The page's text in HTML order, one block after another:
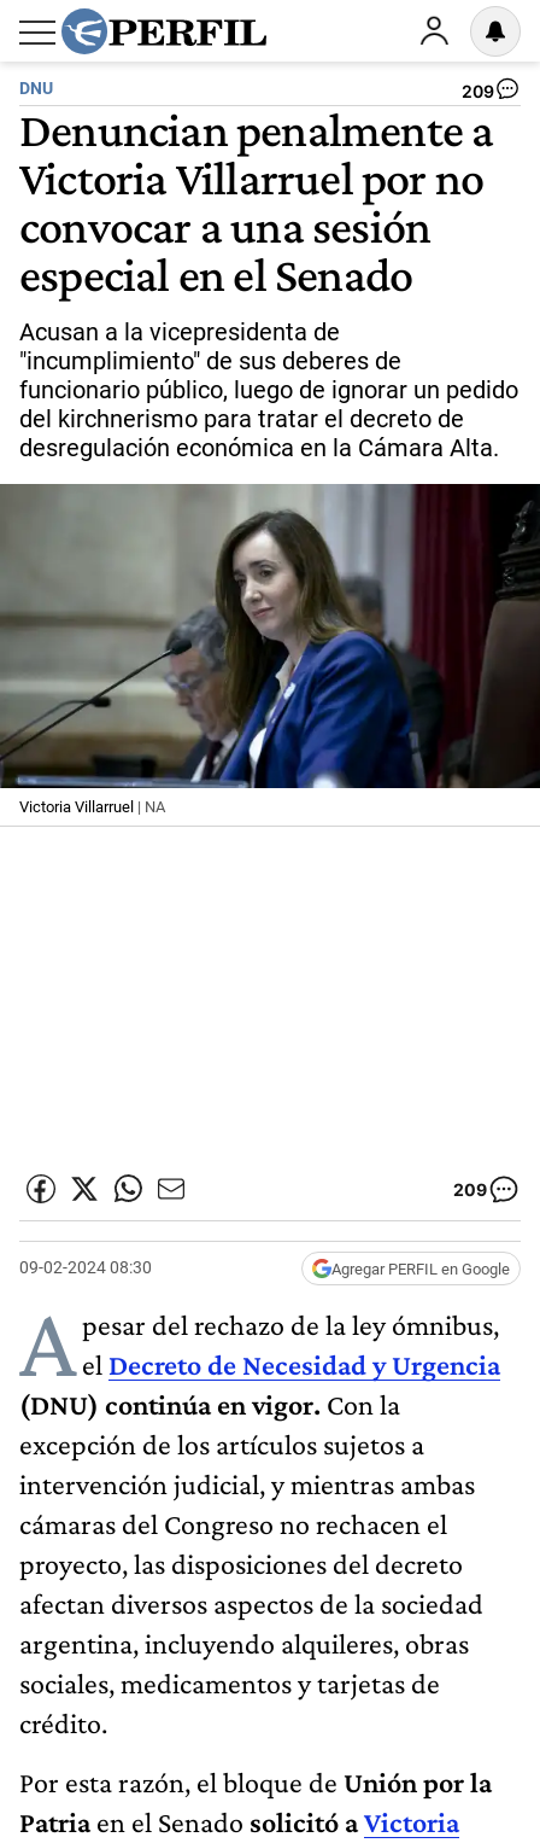
DNU 209
Denuncian penalmente a
Victoria Villarruel por no
convocar a una sesión
especial en el Senado
Acusan a la vicepresidenta de
"incumplimiento" de sus deberes de
funcionario público, luego de ignorar un pedido
del kirchnerismo para tratar el decreto de
desregulación económica en la Cámara Alta.
Victoria Villarruel | NA
209
09-02-2024 08:30 Agregar PERFIL en Google
Apesar del rechazo de la ley ómnibus,
el Decreto de Necesidad y Urgencia
(DNU) continúa en vigor. Con la
excepción de los artículos sujetos a
intervención judicial, y mientras ambas
cámaras del Congreso no rechacen el
proyecto, las disposiciones del decreto
afectan diversos aspectos de la sociedad
argentina, incluyendo alquileres, obras
sociales, medicamentos y tarjetas de
crédito.
Por esta razón, el bloque de Unión por la
Patriaen el Senado solicitó aVictoria